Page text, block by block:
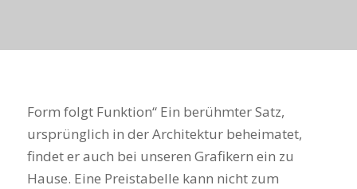
Form folgt Funktion“ Ein berühmter Satz,
ursprünglich in der Architektur beheimatet,
findet er auch bei unseren Grafikern ein zu
Hause. Eine Preistabelle kann nicht zum